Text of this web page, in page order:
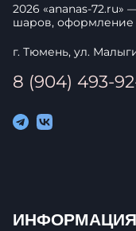
2026 «ananas-72.ru»
шаров, оформление
г. Тюмень, ул.
8 (904) 493-